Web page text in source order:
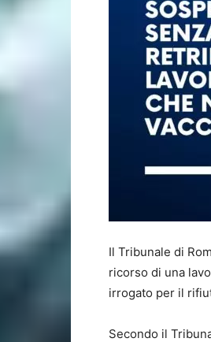
Il Tribunale di
ricorso di una
irrogato per il
Secondo il